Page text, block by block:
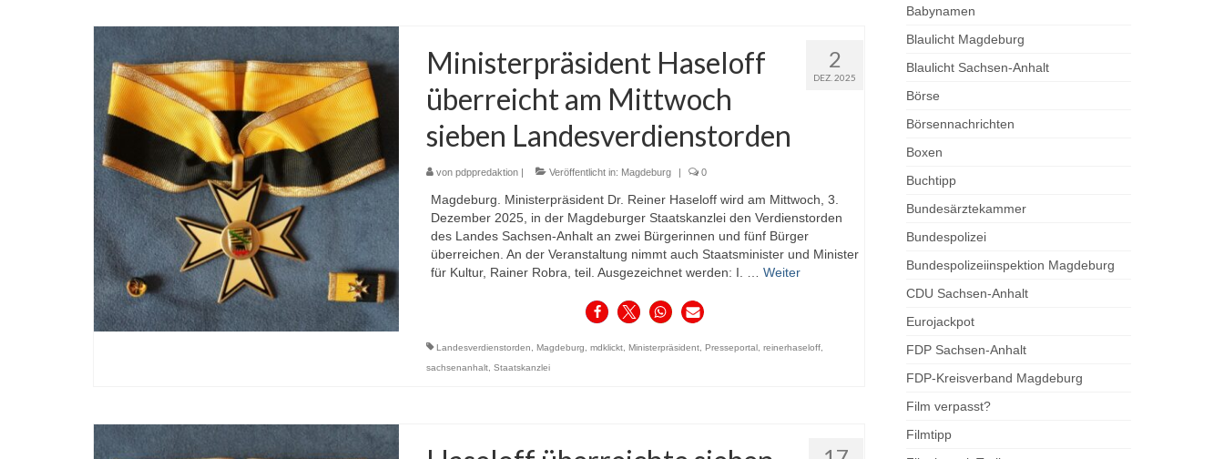
2
DEZ. 2025
Ministerpräsident Haseloff
überreicht am Mittwoch
sieben Landesverdienstorden
von pdppredaktion| Veröffentlicht in: Magdeburg | 0
Magdeburg. Ministerpräsident Dr. Reiner Haseloff wird am Mittwoch, 3.
Dezember 2025, in der Magdeburger Staatskanzlei den Verdienstorden
des Landes Sachsen-Anhalt an zwei Bürgerinnen und fünf Bürger
überreichen. An der Veranstaltung nimmt auch Staatsminister und Minister
für Kultur, Rainer Robra, teil. Ausgezeichnet werden: I. … Weiter
Landesverdienstorden Magdeburg mdklickt, Ministerpräsident, Presseportal, reinerhaseloff,
sachsenanhalt, Staatskanzlei
Babynamen
Blaulicht Magdeburg
Blaulicht Sachsen-Anhalt
Börse
Börsennachrichten
Boxen
Buchtipp
Bundesärztekammer
Bundespolizei
Bundespolizeiinspektion Magdeburg
CDU Sachsen-Anhalt
Eurojackpot
FDP Sachsen-Anhalt
FDP-Kreisverband Magdeburg
Film verpasst?
Filmtipp